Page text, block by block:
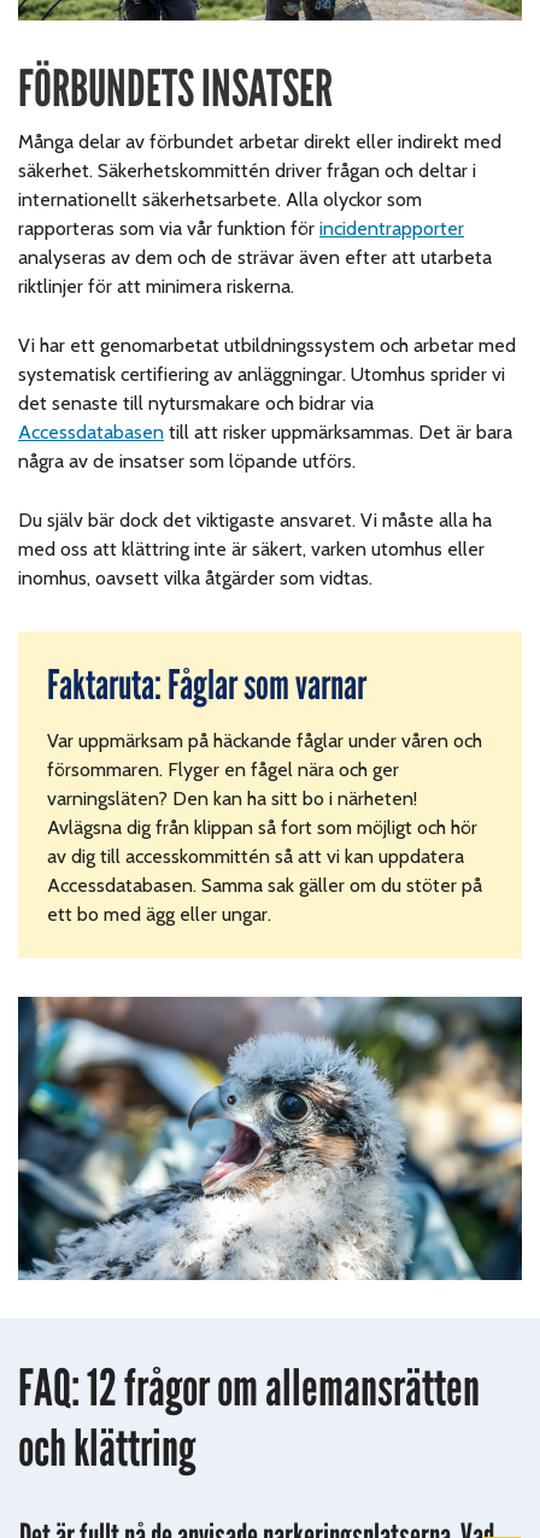
FÖRBUNDETS INSATSER
Många delar av förbundet arbetar direkt eller indirekt med
säkerhet. Säkerhetskommitténdriver frågan ochdeltar i
internationellt säkerhetsarbete. Alla olyckor som
rapporteras som via vår funktion förincidentrapporter
analyseras av dem och de strävar även efter att utarbeta
riktlinjer för att minimera riskerna.
Vi har ett genomarbetat utbildningssystem och arbetar med
systematisk certifiering av anläggningar.Utomhus sprider vi
det senaste till nytursmakare och bidrar via
Accessdatabasen till att risker uppmärksammas. Det är bara
några av de insatser som löpande utförs.
Du själv bär dock det viktigaste ansvaret. Vi måste alla ha
med oss att klättring inte är säkert, varken utomhus eller
inomhus, oavsett vilka åtgärder som vidtas.
Faktaruta: Fåglar som varnar
Var uppmärksam på häckande fåglar under våren och
försommaren. Flyger en fågel nära och ger
varningsläten? Den kan ha sitt bo i närheten!
Avlägsna dig från klippan så fort som möjligt och hör
av dig till accesskommittén så att vi kan uppdatera
Accessdatabasen. Samma sak gäller om du stöter på
ett bo med ägg eller ungar.
FAQ: 12 frågor om allemansrätten
och klättring